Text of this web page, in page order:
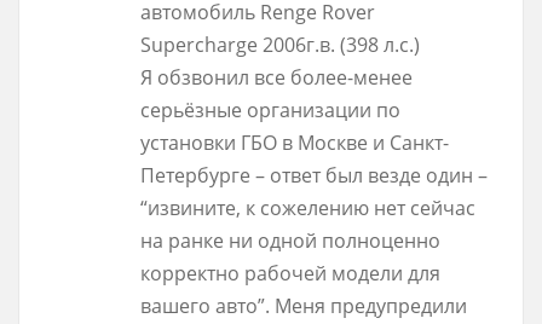
автомобиль Renge Rover
Supercharge 2006г.в. (398 л.с.)
Я обзвонил все более-менее
серьёзные организации по
установки ГБО в Москве и Санкт-
Петербурге – ответ был везде один –
“извините, к сожелению нет сейчас
на ранке ни одной полноценно
корректно рабочей модели для
вашего авто”. Меня предупредили